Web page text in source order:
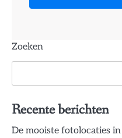
Zoeken
Recente berichten
De mooiste fotolocaties